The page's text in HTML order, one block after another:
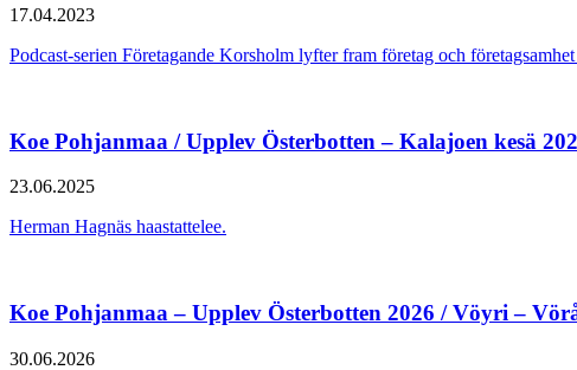
17.04.2023
Podcast-serien Företagande Korsholm lyfter fram företag och
Koe Pohjanmaa / Upplev Österbotten – Kalajoen kesä
23.06.2025
Herman Hagnäs haastattelee.
Koe Pohjanmaa – Upplev Österbotten 2026 / Vöyri –
30.06.2026